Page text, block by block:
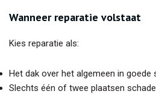
Wanneer reparatie volstaat
Kies reparatie als:
Het dak over het algemeen in goede
Slechts één of twee plaatsen